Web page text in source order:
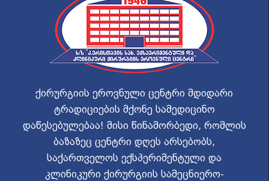
ქირურგიის ეროვნული ცენტრი მდიდარი
ტრადიციების მქონე სამედიცინო
დაწესებულებაა! მისი წინამორბედი, რომლის
ბაზაზეც ცენტრი დღეს არსებობს,
საქართველოს ექსპერიმენტული და
კლინიკური ქირურგიის სამეცნიერო-